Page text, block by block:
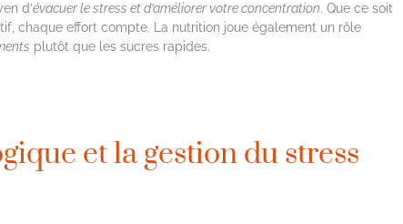
d’évacuer le stress et d’améliorer votre concentration. Que ce soit
chaque effort compte. La nutrition joue également un rôle
plutôt que les sucres rapides.
et la gestion du stress